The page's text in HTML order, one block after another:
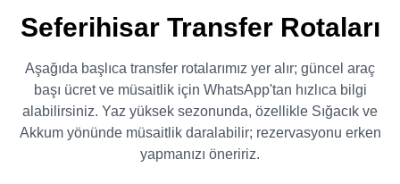
Seferihisar Transfer Rotaları
Aşağıda başlıca transfer rotalarımız yer alır; güncel araç
başı ücret ve müsaitlik için WhatsApp'tan hızlıca bilgi
alabilirsiniz. Yaz yüksek sezonunda, özellikle Sığacık ve
Akkum yönünde müsaitlik daralabilir; rezervasyonu erken
yapmanızı öneririz.